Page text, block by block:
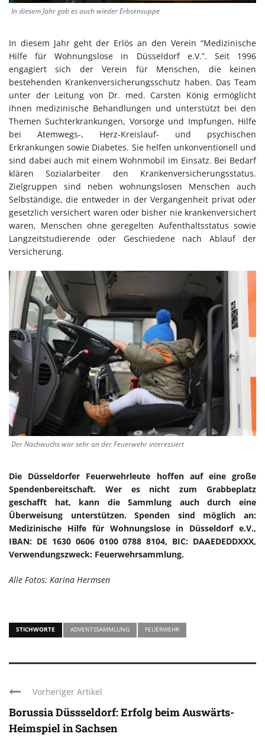
In diesem Jahr gab es auch wieder Erbsensuppe
In diesem Jahr geht der Erlös an den Verein “Medizinische
Hilfe für Wohnungslose in Düsseldorf e.V.”. Seit 1996
engagiert sich der Verein für Menschen, die keinen
bestehenden Krankenversicherungsschutz haben. Das Team
unter der Leitung von Dr. med. Carsten König ermöglicht
ihnen medizinische Behandlungen und unterstützt bei den
Themen Suchterkrankungen, Vorsorge und Impfungen, Hilfe
bei Atemwegs-, Herz-Kreislauf- und psychischen
Erkrankungen sowie Diabetes. Sie helfen unkonventionell und
sind dabei auch mit einem Wohnmobil im Einsatz. Bei Bedarf
klären Sozialarbeiter den Krankenversicherungsstatus.
Zielgruppen sind neben wohnungslosen Menschen auch
Selbständige, die entweder in der Vergangenheit privat oder
gesetzlich versichert waren oder bisher nie krankenversichert
waren, Menschen ohne geregelten Aufenthaltsstatus sowie
Langzeitstudierende oder Geschiedene nach Ablauf der
Versicherung.
Der Nachwuchs war sehr an der Feuerwehr interessiert
Die Düsseldorfer Feuerwehrleute hoffen auf eine große
Spendenbereitschaft. Wer es nicht zum Grabbeplatz
geschafft hat, kann die Sammlung auch durch eine
Überweisung unterstützen. Spenden sind möglich an:
Medizinische Hilfe für Wohnungslose in Düsseldorf e.V.,
IBAN: DE 1630 0606 0100 0788 8104, BIC: DAAEDEDDXXX,
Verwendungszweck: Feuerwehrsammlung.
Alle Fotos: Karina Hermsen
STICHWORTE ADVENTSSAMMLUNG FEUERWEHR
Vorheriger Artikel
Borussia Düssseldorf: Erfolg beim Auswärts-
Heimspiel in Sachsen